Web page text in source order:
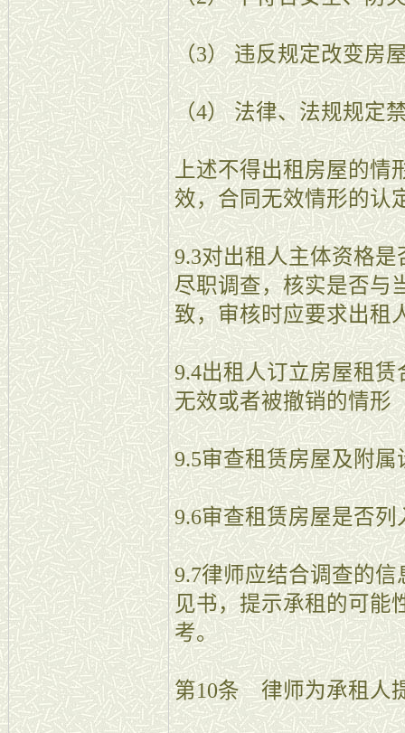
（3） 违反规定改变房
（4） 法律、法规规定
上述不得出租房屋的情
效，合同无效情形的认
9.3对出租人主体资格
尽职调查，核实是否与
致，审核时应要求出租
9.4出租人订立房屋租
无效或者被撤销的情形
9.5审查租赁房屋及附
9.6审查租赁房屋是否列
9.7律师应结合调查的
见书，提示承租的可能
考。
第10条 律师为承租人